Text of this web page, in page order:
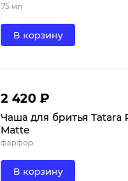
75 мл
В корзину
2 420 ₽
Чаша для бритья Tatara
Matte
фарфор
В корзину